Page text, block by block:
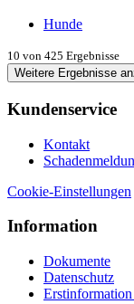
Hunde
10 von 425 Ergebnisse
Weitere Ergebnisse
Kundenservice
Kontakt
Cookie-Einstellungen
Information
Dokumente
Datenschutz